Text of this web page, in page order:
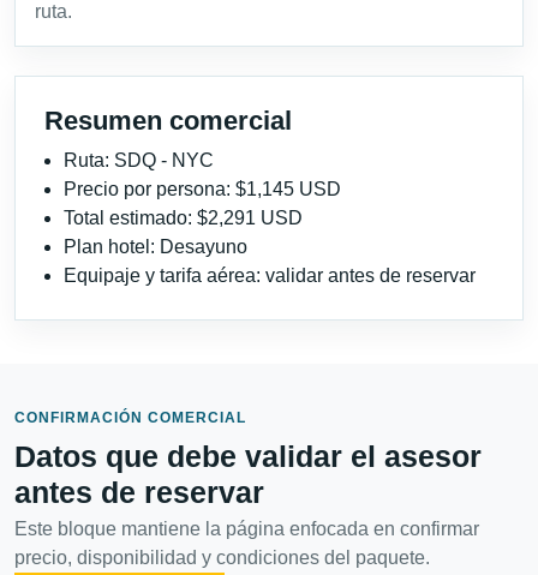
ruta.
Resumen comercial
Ruta: SDQ - NYC
Precio por persona: $1,145 USD
Total estimado: $2,291 USD
Plan hotel: Desayuno
Equipaje y tarifa aérea: validar antes de reservar
CONFIRMACIÓN COMERCIAL
Datos que debe validar el asesor
antes de reservar
Este bloque mantiene la página enfocada en confirmar
precio, disponibilidad y condiciones del paquete.